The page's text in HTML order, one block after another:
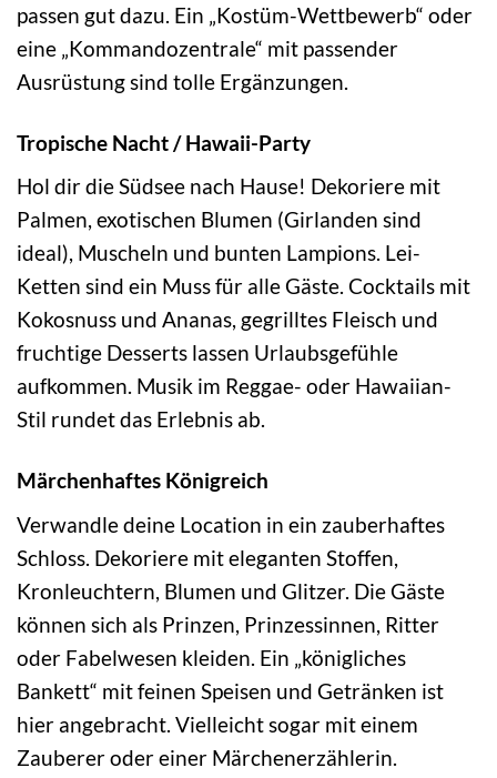
passen gut dazu. Ein „Kostüm-Wettbewerb“ oder
eine „Kommandozentrale“ mit passender
Ausrüstung sind tolle Ergänzungen.
Tropische Nacht / Hawaii-Party
Hol dir die Südsee nach Hause! Dekoriere mit
Palmen, exotischen Blumen (Girlanden sind
ideal), Muscheln und bunten Lampions. Lei-
Ketten sind ein Muss für alle Gäste. Cocktails mit
Kokosnuss und Ananas, gegrilltes Fleisch und
fruchtige Desserts lassen Urlaubsgefühle
aufkommen. Musik im Reggae- oder Hawaiian-
Stil rundet das Erlebnis ab.
Märchenhaftes Königreich
Verwandle deine Location in ein zauberhaftes
Schloss. Dekoriere mit eleganten Stoffen,
Kronleuchtern, Blumen und Glitzer. Die Gäste
können sich als Prinzen, Prinzessinnen, Ritter
oder Fabelwesen kleiden. Ein „königliches
Bankett“ mit feinen Speisen und Getränken ist
hier angebracht. Vielleicht sogar mit einem
Zauberer oder einer Märchenerzählerin.